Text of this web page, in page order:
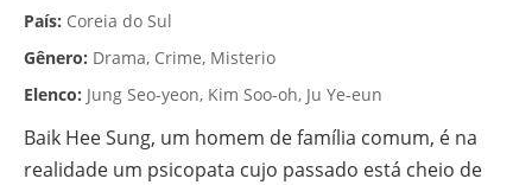
País: Coreia do Sul
Gênero: Drama, Crime, Misterio
Elenco: Jung Seo-yeon, Kim Soo-oh, Ju Ye-eun
Baik Hee Sung, um homem de família comum, é na
realidade um psicopata cujo passado está cheio de